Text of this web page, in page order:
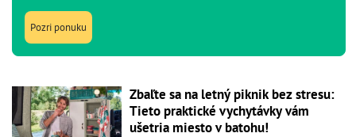
Pozri ponuku
Zbaľte sa na letný piknik bez stresu:
Tieto praktické vychytávky vám
ušetria miesto v batohu!